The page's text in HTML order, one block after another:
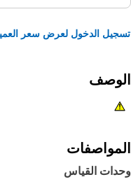
الدخول لعرض سعر العميل
القياس